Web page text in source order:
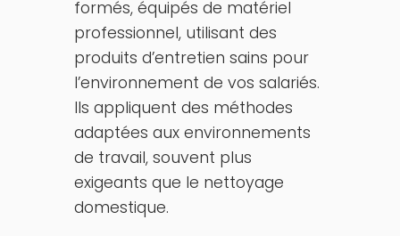
formés, équipés de matériel
professionnel, utilisant des
produits d’entretien sains pour
l’environnement de vos salariés.
Ils appliquent des méthodes
adaptées aux environnements
de travail, souvent plus
exigeants que le nettoyage
domestique.